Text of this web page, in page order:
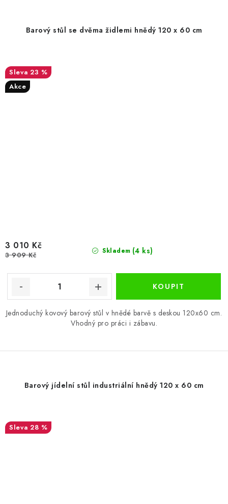
Barový stůl se dvěma židlemi hnědý 120 x 60 cm
23 %
Akce
Skladem (4 ks)
3 010 Kč
3 909 Kč
Jednoduchý kovový barový stůl v hnědé barvě s deskou 120x60 cm.
Vhodný pro práci i zábavu.
Barový jídelní stůl industriální hnědý 120 x 60 cm
28 %